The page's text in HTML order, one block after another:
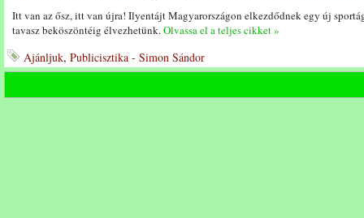
Itt van az ősz, itt van újra! Ilyentájt Magyarországon elkezdődnek egy új
tavasz beköszöntéig élvezhetünk.Olvassa el a teljes cikket »
Ajánljuk, Publicisztika - Simon Sándor